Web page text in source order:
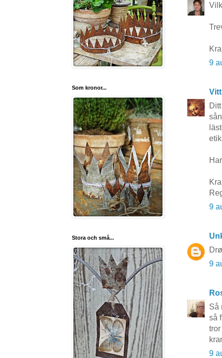
9
9
9
Så
så
9
Som kronor...
Stora och små...